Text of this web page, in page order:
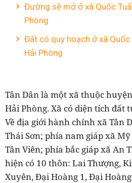
Đường sẽ mở ở xã Quốc
Phòng
Đất có quy hoạch ở xã Quốc
Hải Phòng
Tân Dân là một xã thuộc
Hải Phòng. Xã có diện tích đất
Về địa giới hành chính xã Tân
Thái Sơn; phía nam giáp xã
Tân Viên; phía bắc giáp xã An
hiện có 10 thôn: Lai Thượng,
Xuyên, Đại Hoàng 1, Đại